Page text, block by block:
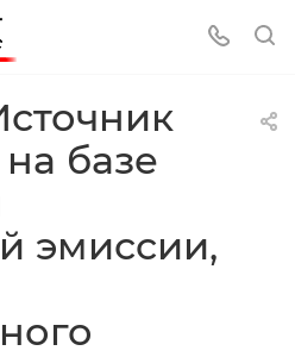
базе
эмиссии,